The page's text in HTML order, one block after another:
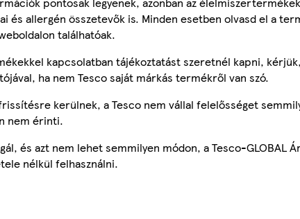
és allergén összetevők is. Minden esetben olvasd el a
találhatóak.
kapcsolatban tájékoztatást szeretnél kapni,
ha nem Tesco saját márkás termékről van szó.
kerülnek, a Tesco nem vállal felelősséget
nem érinti.
és azt nem lehet semmilyen módon, a Tesco-GLOBAL
nélkül felhasználni.